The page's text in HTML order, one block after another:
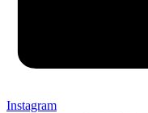
Instagram